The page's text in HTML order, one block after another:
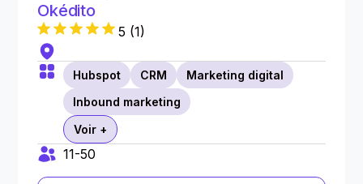
Okédito
5 (1)
Hubspot CRM
Marketing digital
Inbound marketing
Voir +
11-50